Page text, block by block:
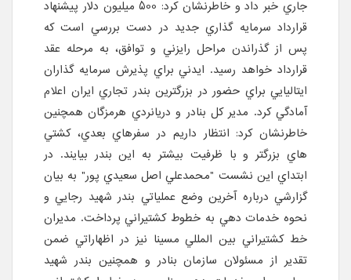
جاري خبر داد و خاطرنشان کرد: 500 ميليون دلار پيشنهاد
قرارداد سرمايه گذاري جديد در دست بررسي است که
پس از گذراندن مراحل رايزني و توافق، به مرحله عقد
قرارداد خواهد رسيد. ايدني براي پذيرش سرمايه گذاران
ايتاليايي براي حضور در بزرگترين بندر تجاري ايران اعلام
آمادگي کرد. مدير کل بنادر و دريانردي هرمزگان همچنين
خاطرنشان کرد: انتظار داريم در سفرهاي بعدي، کشتي
هاي بزرگتر و با ظرفيت بيشتر به اين بندر بيايند. در
ابتداي اين نشست "محمدعلي اصل سعيدي پور" به بيان
گزارشي درباره آخرين وضع عملياتي بندر شهيد رجايي و
نحوه خدمات دهي به خطوط کشتيراني پرداخت. مديران
خط کشتيراني بين المللي مسينا نيز در اظهاراتي ضمن
تقدير از مسئولان سازمان بنادر و همچنين بندر شهيد